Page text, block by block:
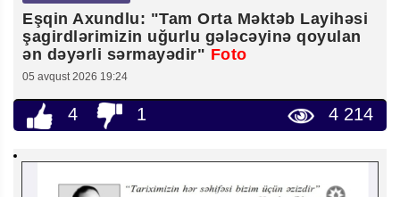
Eşqin Axundlu: "Tam Orta Məktəb Layihəsi
şagirdlərimizin uğurlu gələcəyinə qoyulan
ən dəyərli sərmayədir" Foto
05 avqust 2026 19:24
4 1 4 214